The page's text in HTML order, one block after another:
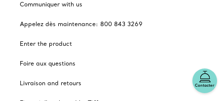
Contacter
Communiquer with us
Appelez dès maintenance: 800 843 3269
Enter the product
Foire aux questions
Livraison and retours